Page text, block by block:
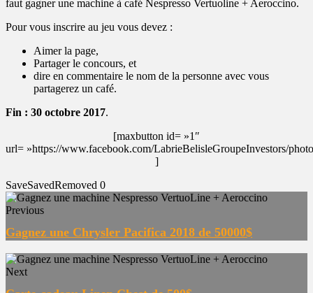
faut gagner une machine à café Nespresso Vertuoline + Aeroccino.
Pour vous inscrire au jeu vous devez :
Aimer la page,
Partager le concours, et
dire en commentaire le nom de la personne avec vous
partagerez un café.
Fin : 30 octobre 2017.
[maxbutton id= »1″
url= »https://www.facebook.com/LabrieBelisleGroupeInvestors/
]
SaveSavedRemoved 0
Previous
Gagnez une Chrysler Pacifica 2018 de 50000$
Next